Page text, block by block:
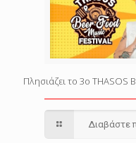
Πλησιάζει το 3o THASOS
Διαβάστε